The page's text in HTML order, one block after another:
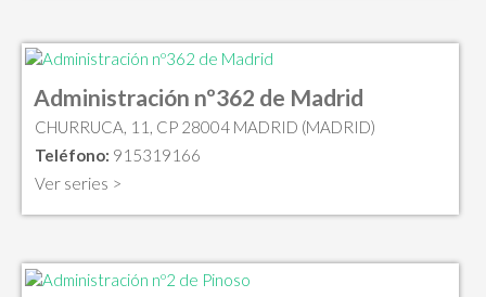
Administración nº362 de Madrid
CHURRUCA, 11, CP 28004 MADRID (MADRID)
Teléfono: 915319166
Ver series >